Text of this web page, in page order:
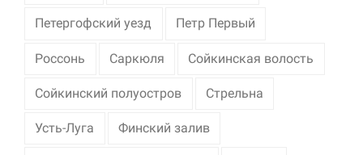
Петергофский уезд Петр Первый
Россонь Саркюля Сойкинская волость
Сойкинский полуостров Стрельна
Усть-Луга Финский залив